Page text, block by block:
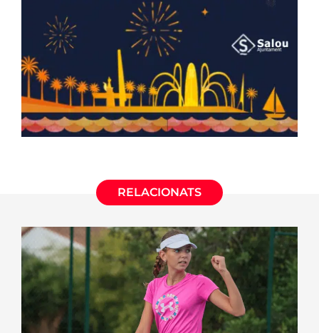
RELACIONATS